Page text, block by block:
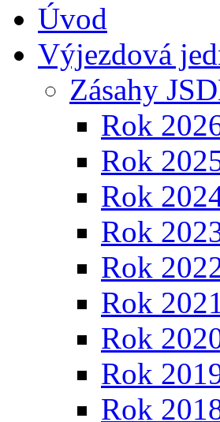
Úvod
Výjezdová
Zásahy
Rok
Rok
Rok
Rok
Rok
Rok 2021
Rok
Rok
Rok